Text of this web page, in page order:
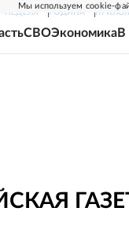
Мы используем cookie-
НЕДЕЛЯ РОДИНА
СВОЭкономикаВ